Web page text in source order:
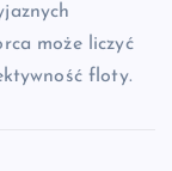
może liczyć
floty.